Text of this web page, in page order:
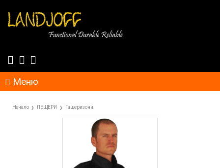
Меню
Начало ПЕЩЕРИ Гащеризони